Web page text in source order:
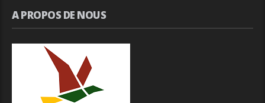
A PROPOS DE NOUS